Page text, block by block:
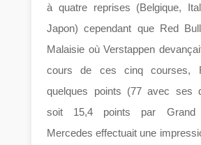
à quatre reprises (Belgique,
Japon) cependant que Red
Malaisie où Verstappen
cours de ces cinq courses,
quelques points (77 avec ses
soit 15,4 points par Grand
Mercedes effectuait une